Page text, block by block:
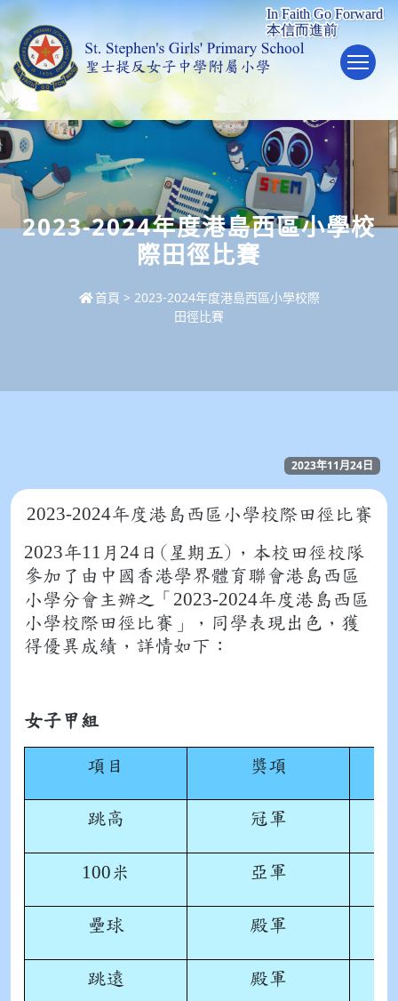
2023-2024年度港島西區小學校
際田徑比賽
首頁 > 2023-2024年度港島西區小學校際
田徑比賽
2023年11月24日
2023-2024年度港島西區小學校際田徑比賽
2023年11 月 24 日(星期五)，本校田徑校隊
參加了由中國香港學界體育聯會港島西區
小學分會主辦之「 2023-2024年度港島西區
小學校際田徑比賽」，同學表現出色，獲
得優異成績，詳情如下：
女子甲組
項目 獎項
跳高 冠軍
100米 亞軍
壘球 殿軍
跳遠 殿軍